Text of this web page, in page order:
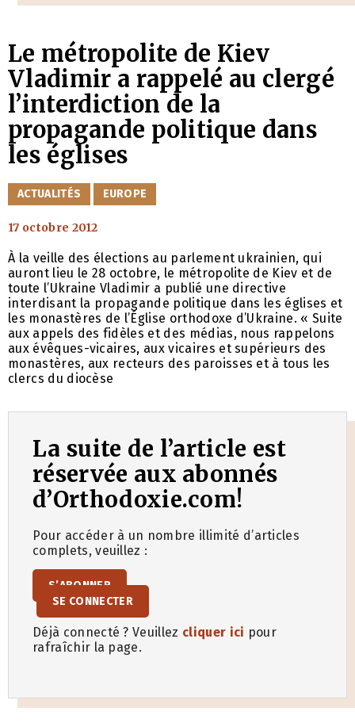
Le métropolite de Kiev
Vladimir a rappelé au clergé
l’interdiction de la
propagande politique dans
les églises
CATÉGORIES
ACTUALITÉS EUROPE
17 octobre 2012
À la veille des élections au parlement ukrainien, qui
auront lieu le 28 octobre, le métropolite de Kiev et de
toute l’Ukraine Vladimir a publié une directive
interdisant la propagande politique dans les églises et
les monastères de l’Église orthodoxe d’Ukraine. « Suite
aux appels des fidèles et des médias, nous rappelons
aux évêques-vicaires, aux vicaires et supérieurs des
monastères, aux recteurs des paroisses et à tous les
clercs du diocèse
La suite de l’article est
réservée aux abonnés
d’Orthodoxie.com!
Pour accéder à un nombre illimité d’articles
complets, veuillez :
S’ABONNER
SE CONNECTER
Déjà connecté ? Veuillez cliquer ici pour
rafraîchir la page.